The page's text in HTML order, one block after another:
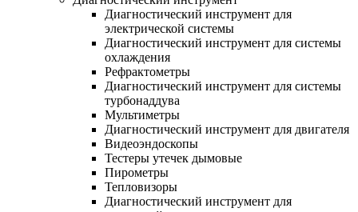
Диагностический инструмент для
электрической системы
Диагностический инструмент для системы
охлаждения
Рефрактометры
Диагностический инструмент для системы
турбонаддува
Мультиметры
Диагностический инструмент для двигателя
Видеоэндоскопы
Тестеры утечек дымовые
Пирометры
Тепловизоры
Диагностический инструмент для